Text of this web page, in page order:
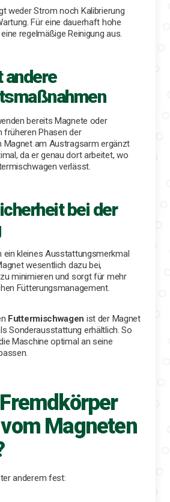
weder Strom noch Kalibrierung
Für eine dauerhaft hohe
regelmäßige Reinigung aus.
andere
bereits Magnete oder
früheren Phasen der
Magnet am Austragsarm ergänzt
da er genau dort arbeitet, wo
verlässt.
bei der
ein kleines Ausstattungsmerkmal
wesentlich dazu bei,
minimieren und sorgt für mehr
Fütterungsmanagement.
Futtermischwagen ist der Magnet
Sonderausstattung erhältlich. So
Maschine optimal an seine
Magneten
anderem fest: